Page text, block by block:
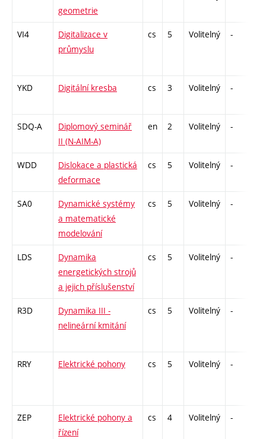
geometrie
VI4
Digitalizace v
průmyslu
cs 5 Volitelný -
YKD Digitální kresba cs 3 Volitelný -
SDQ-A
Diplomový seminář
II (N-AIM-A)
en 2 Volitelný -
WDD
Dislokace a plastická
deformace
cs 5 Volitelný -
SA0
Dynamické systémy
a matematické
modelování
cs 5 Volitelný -
LDS
Dynamika
energetických strojů
a jejich příslušenství
cs 5 Volitelný -
R3D
Dynamika III -
nelineární kmitání
cs 5 Volitelný -
RRY Elektrické pohony cs 5 Volitelný -
ZEP
Elektrické pohony a
řízení
cs 4 Volitelný -